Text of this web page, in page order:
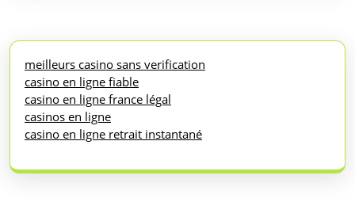
meilleurs casino sans verification
casino en ligne fiable
casino en ligne france légal
casinos en ligne
casino en ligne retrait instantané